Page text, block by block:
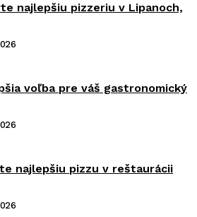
najlepšiu pizzeriu v Lipanoch,
voľba pre váš gastronomický
najlepšiu pizzu v reštaurácii